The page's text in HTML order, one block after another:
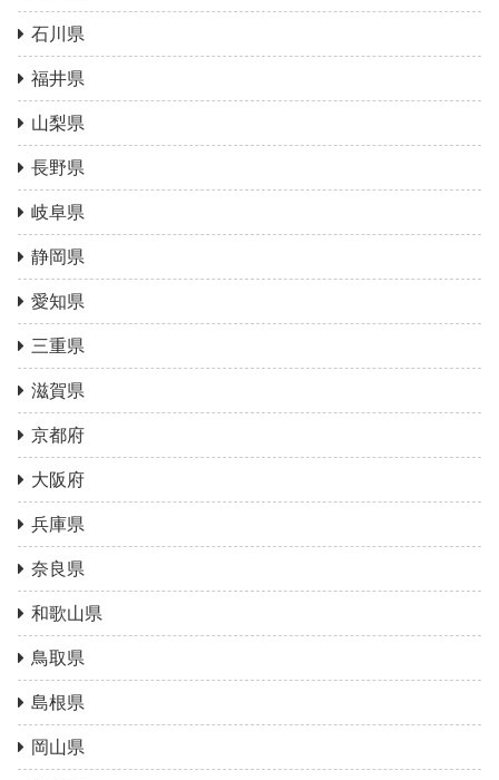
石川県
福井県
山梨県
長野県
岐阜県
静岡県
愛知県
三重県
滋賀県
京都府
大阪府
兵庫県
奈良県
和歌山県
鳥取県
島根県
岡山県